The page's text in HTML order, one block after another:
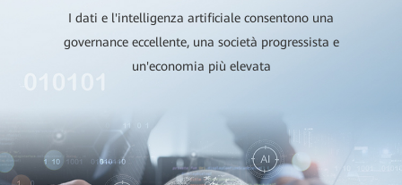
I dati e l'intelligenza artificiale consentono una
governance eccellente, una società progressista e
un'economia più elevata